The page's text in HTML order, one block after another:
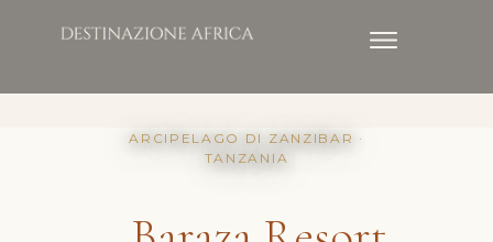
ARCIPELAGO DI ZANZIBAR ·
TANZANIA